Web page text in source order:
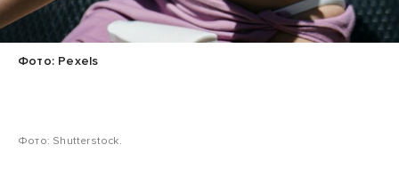
Фото: Pexels
Фото: Shutterstock.